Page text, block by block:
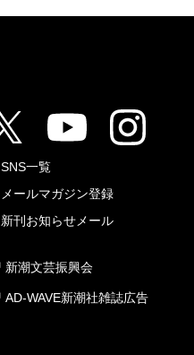
SNS一覧
メールマガジン登録
新刊お知らせメール
新潮文芸振興会
AD-WAVE新潮社雑誌広告